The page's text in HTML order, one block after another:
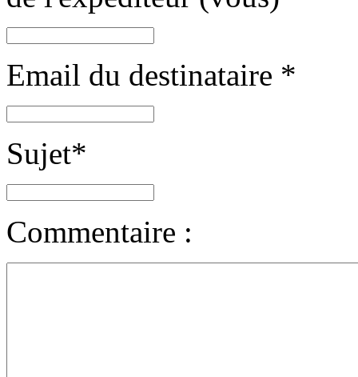
Email du destinataire *
Sujet*
Commentaire :